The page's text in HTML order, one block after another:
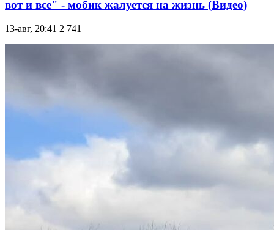
вот и все" - мобик жалуется на жизнь (Видео)
13-авг, 20:41 2 741